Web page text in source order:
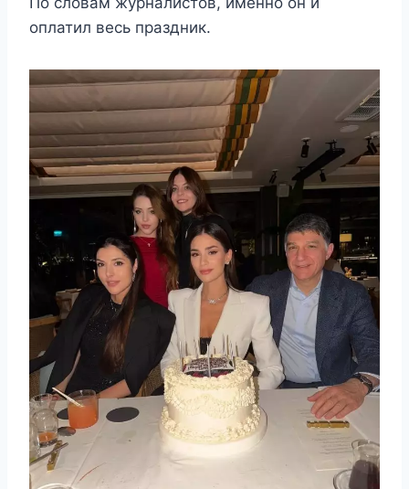
оплатил весь праздник.